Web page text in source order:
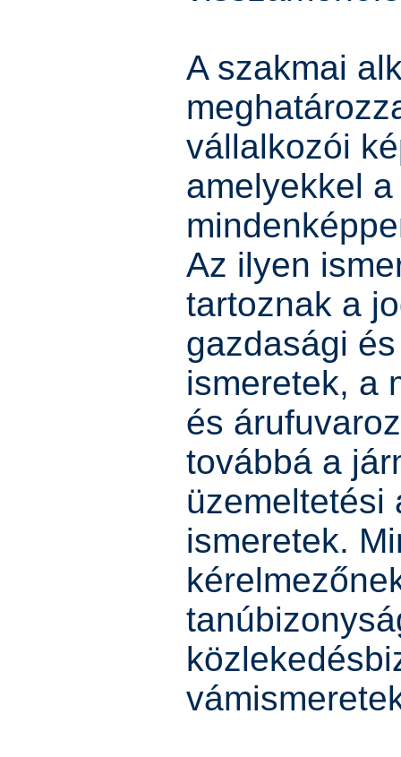
A szakmai
vállalkozói
amelyekkel
Az ilyen
tartoznak a
gazdasági
ismeretek, a
és
továbbá a
üzemeltetési
ismeretek.